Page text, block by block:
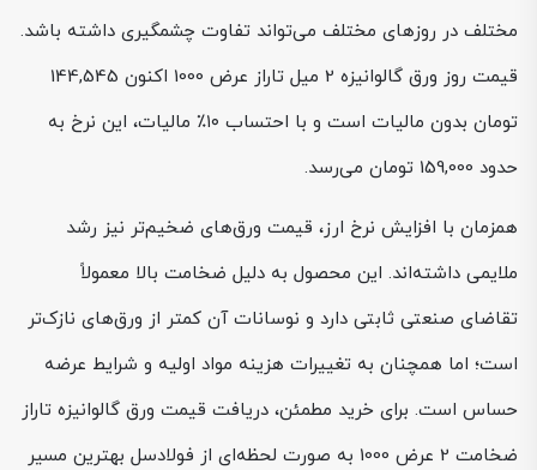
مختلف در روزهای مختلف می‌تواند تفاوت چشمگیری داشته باشد.
قیمت روز ورق گالوانیزه 2 میل تاراز عرض 1000 اکنون 144,545
تومان بدون مالیات است و با احتساب ۱۰٪ مالیات، این نرخ به
حدود 159,000 تومان می‌رسد.
همزمان با افزایش نرخ ارز، قیمت ورق‌های ضخیم‌تر نیز رشد
ملایمی داشته‌اند. این محصول به دلیل ضخامت بالا معمولاً
تقاضای صنعتی ثابتی دارد و نوسانات آن کمتر از ورق‌های نازک‌تر
است؛ اما همچنان به تغییرات هزینه مواد اولیه و شرایط عرضه
حساس است. برای خرید مطمئن، دریافت قیمت ورق گالوانیزه تاراز
ضخامت 2 عرض 1000 به صورت لحظه‌ای از فولادسل بهترین مسیر